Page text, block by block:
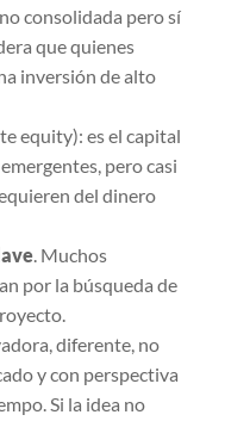
consolidada pero sí
que quienes
inversión de alto
equity): es el capital
pero casi
del dinero
. Muchos
por la búsqueda de
diferente, no
y con perspectiva
Si la idea no